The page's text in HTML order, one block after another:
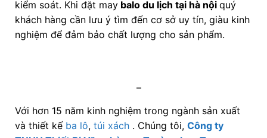
kiểm soát. Khi đặt maybalo du lịch tại hà nội quý
khách hàng cần lưu ý tìm đến cơ sở uy tín, giàu kinh
nghiệm để đảm bảo chất lượng cho sản phẩm.
–
Với hơn 15 năm kinh nghiệm trong ngành sản xuất
và thiết kế ba lô, túi xách . Chúng tôi, Công ty